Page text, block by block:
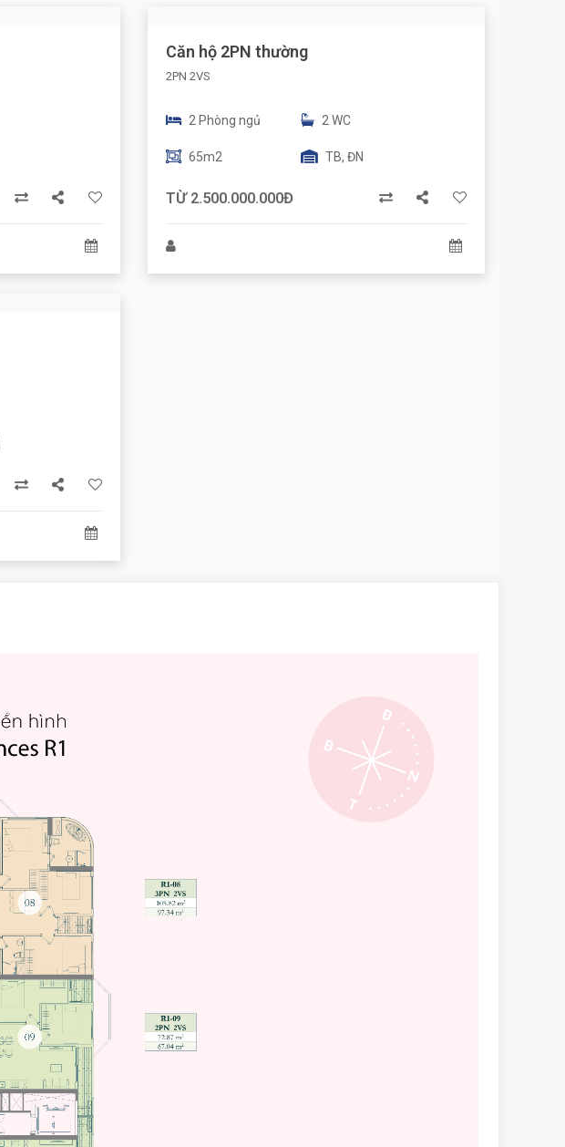
Căn hộ 2PN thường
2PN 2VS
2 Phòng ngủ 2 WC
65m2 TB, ĐN
TỪ 2.500.000.000Đ